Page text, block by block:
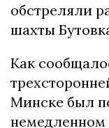
обстреляли
шахты
Как
Минске был
немедленном